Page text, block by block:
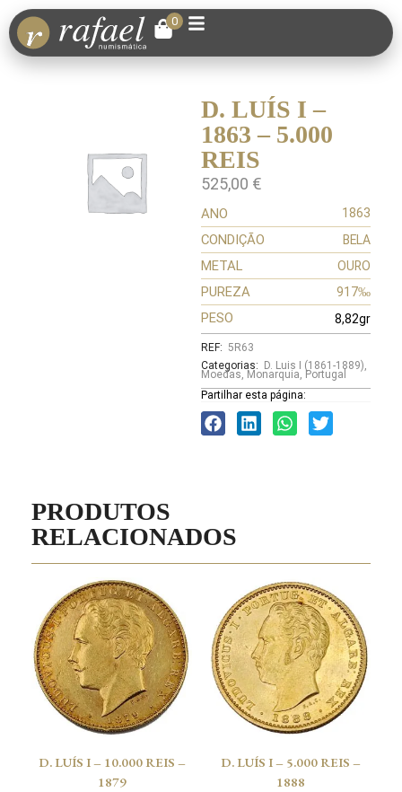
0
D. LUÍS I –
1863 – 5.000
REIS
525,00 €
ANO 1863
CONDIÇÃO BELA
METAL OURO
PUREZA 917‰
PESO 8,82gr
REF: 5R63
Categorias:
D. Luis I (1861-1889),
Moedas, Monarquia, Portugal
Partilhar esta página:
PRODUTOS
RELACIONADOS
D. LUÍS I – 10.000 REIS –
1879
D. LUÍS I – 5.000 REIS –
1888